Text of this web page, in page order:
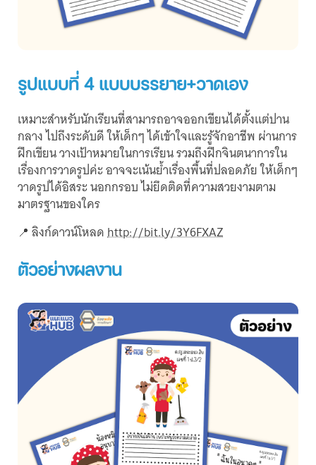
รูปแบบที่ 4 แบบบรรยาย+วาดเอง
เหมาะสำหรับนักเรียนที่สามารถอาจออกเขียนได้ตั้งแต่ปาน
กลาง ไปถึงระดับดี ให้เด็กๆ ได้เข้าใจและรู้จักอาชีพ ผ่านการ
ฝึกเขียน วางเป้าหมายในการเรียน รวมถึงฝึกจินตนาการใน
เรื่องการวาดรูปค่ะ อาจจะเน้นย้ำเรื่องพื้นที่ปลอดภัย ให้เด็กๆ
วาดรูปได้อิสระ นอกกรอบ ไม่ยึดติดที่ความสวยงามตาม
มาตรฐานของใคร
📍 ลิงก์ดาวน์โหลดhttp://bit.ly/3Y6FXAZ
ตัวอย่างผลงาน